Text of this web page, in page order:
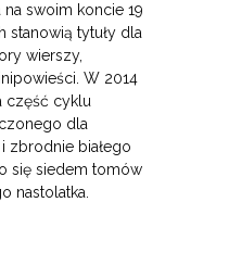
na swoim koncie 19
stanowią tytuły dla
wierszy,
W 2014
część cyklu
dla
zbrodnie białego
się siedem tomów
nastolatka.